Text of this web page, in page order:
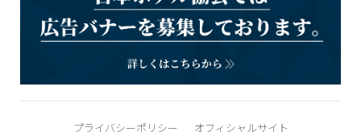
プライバシーポリシー オフィシャルサイト